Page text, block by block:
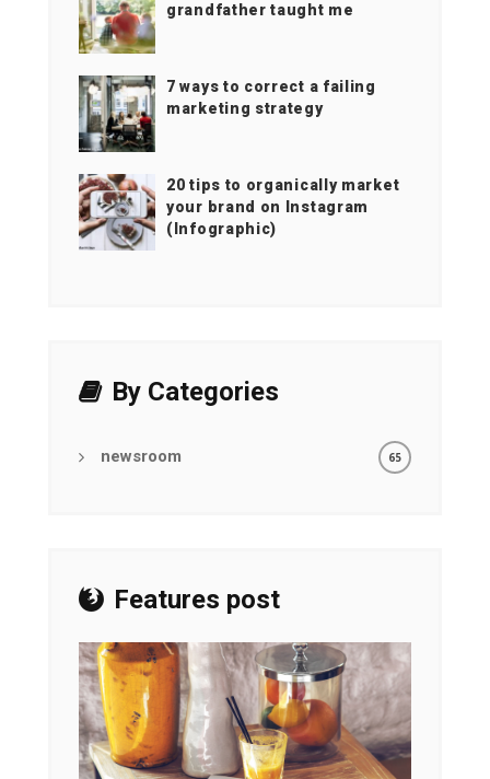
grandfather taught me
7 ways to correct a failing
marketing strategy
20 tips to organically market
your brand on Instagram
(Infographic)
By Categories
newsroom 65
Features post